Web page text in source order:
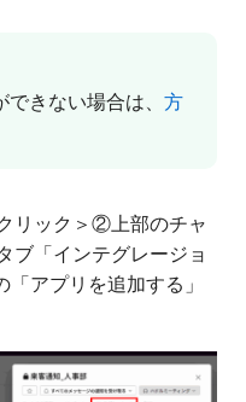
きない場合は、 方
リック＞②上部のチャ
ブ「インテグレージョ
アプリを追加する」